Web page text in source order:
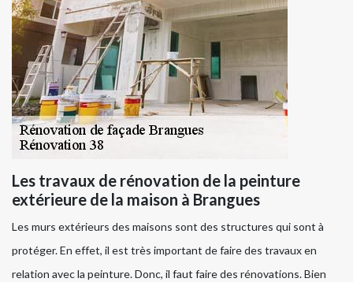
Les travaux de rénovation de la peinture
extérieure de la maison à Brangues
Les murs extérieurs des maisons sont des structures qui sont à
protéger. En effet, il est très important de faire des travaux en
relation avec la peinture. Donc, il faut faire des rénovations. Bien